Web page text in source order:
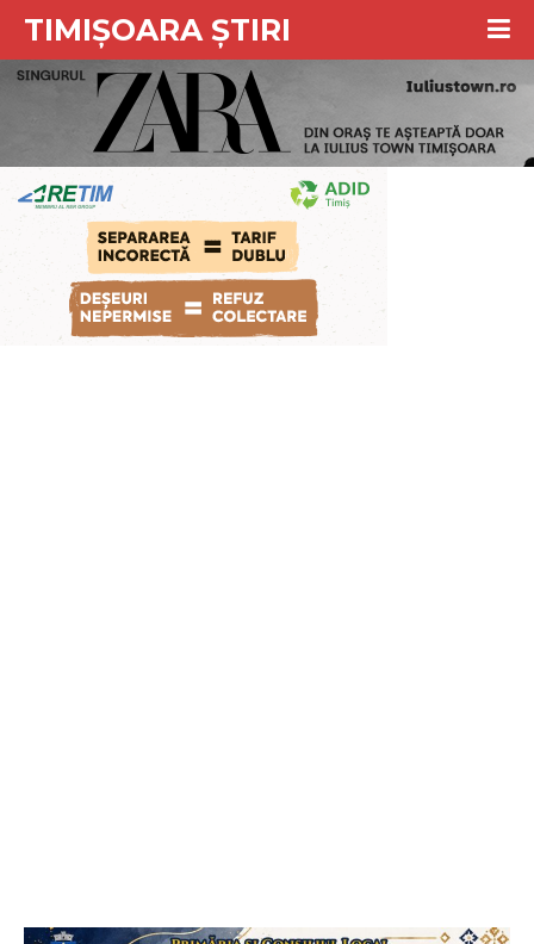
TIMIȘOARA ȘTIRI